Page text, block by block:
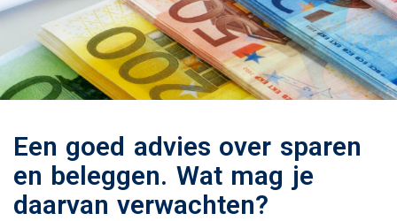
Een goed advies over sparen
en beleggen. Wat mag je
daarvan verwachten?